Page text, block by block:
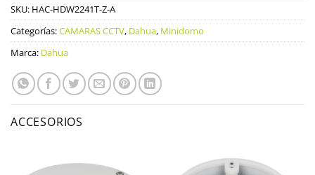
SKU: HAC-HDW2241T-Z-A
Categorías:CAMARAS CCTV, Dahua, Minidomo
Marca: Dahua
ACCESORIOS